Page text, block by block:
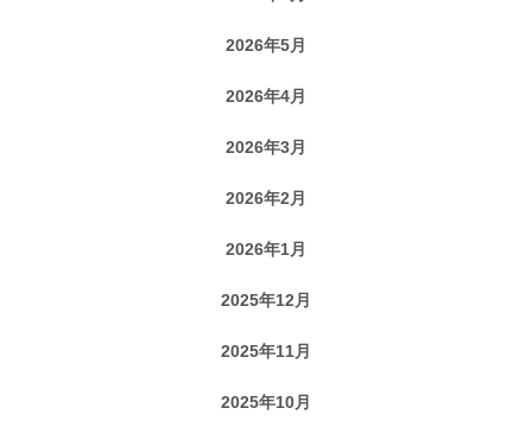
2026年5月
2026年4月
2026年3月
2026年2月
2026年1月
2025年12月
2025年11月
2025年10月